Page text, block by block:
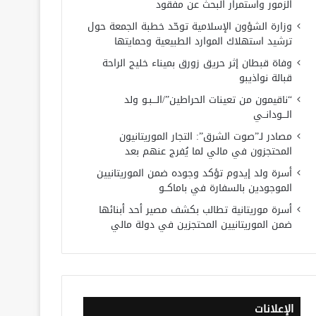
الزمور واستمرار البحث عن مفقود
وزارة الشؤون الإسلامية توحّد خطبة الجمعة حول
ترشيد استهلاك الموارد الطبيعية وحمايتها
وفاة قبطان إثر حريق زورق بميناء خليج الراحة
قبالة نواذيبو
“ناقيمون من تعينات الحراطين”/الـــبـو ولد
الـــودانــي
مصادر لـ”صوت الشرق”: التجار الموريتانيون
المحتجزون في مالي لما يُفرج عنهم بعد
أسرة ولد إيدوم تؤكد وجوده ضمن الموريتانيين
الموجودين بالسفارة في باماكــو
أسرة موريتانية تطالب بكشف مصير أحد أبنائها
ضمن الموريتانيين المحتجزين في دولة مالي
الإعلانات